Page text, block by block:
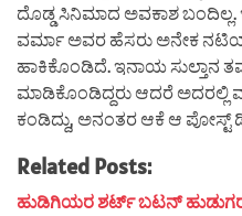
ದೊಡ್ಡ ಸಿನಿಮಾದ ಅವಕಾಶ
ವರ್ಮಾ ಅವರ ಹೆಸರು ಅನೇಕ
ಹಾಕಿಕೊಂಡಿದೆ. ಇನಾಯ ಸುಲ್ತಾನ
ಮಾಡಿಕೊಂಡಿದ್ದರು ಆದರೆ ಅದರಲ್ಲಿ
ಕಂಡಿದ್ದು, ಅನಂತರ ಆಕೆ ಆ ಪೋಸ್ಟ್
Related Posts:
ಹುಡಿಗಿಯರ ಶರ್ಟ್ ಬಟನ್